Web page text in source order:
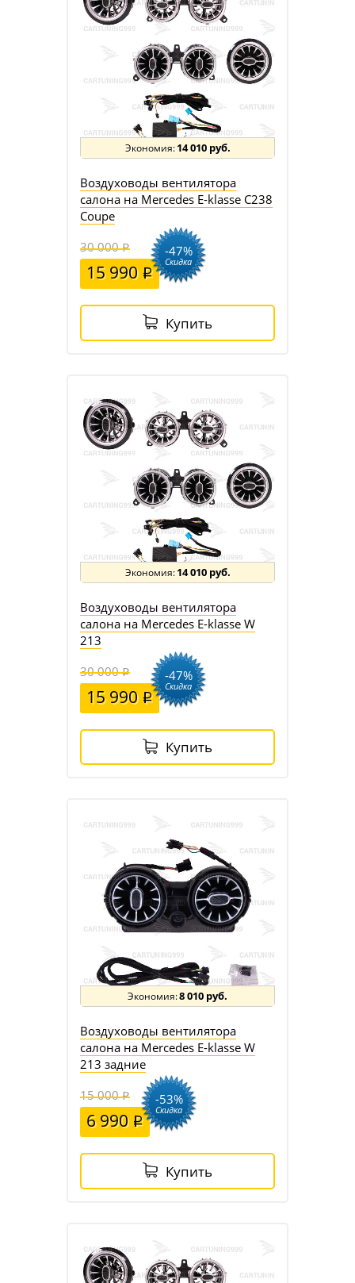
14 010 руб.
Воздуховоды вентилятора
салона на Mercedes E-klasse C238
Coupe
30 000
15 990
-47%
Скидка
Купить
14 010 руб.
Воздуховоды вентилятора
салона на Mercedes E-klasse W
213
30 000
15 990
-47%
Скидка
Купить
8 010 руб.
Воздуховоды вентилятора
салона на Mercedes E-klasse W
213 задние
15 000
6 990
-53%
Скидка
Купить